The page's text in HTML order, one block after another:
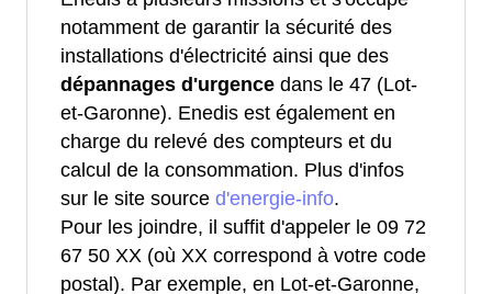
notamment de garantir la sécurité des
installations d'électricité ainsi que des
dépannages d'urgence dans le 47 (Lot-
et-Garonne). Enedis est également en
charge du relevé des compteurs et du
calcul de la consommation. Plus d'infos
sur le site source d'energie-info.
Pour les joindre, il suffit d'appeler le 09 72
67 50 XX (où XX correspond à votre code
postal). Par exemple, en Lot-et-Garonne,